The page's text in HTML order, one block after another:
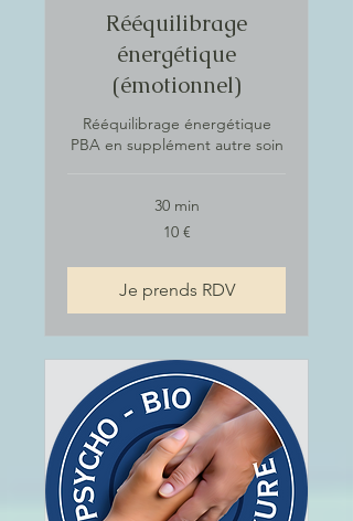
Rééquilibrage
énergétique
(émotionnel)
Rééquilibrage énergétique
PBA en supplément autre soin
30 min
10 €
Je prends RDV